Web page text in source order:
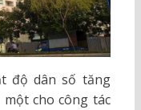
độ dân số tăng
cho công tác